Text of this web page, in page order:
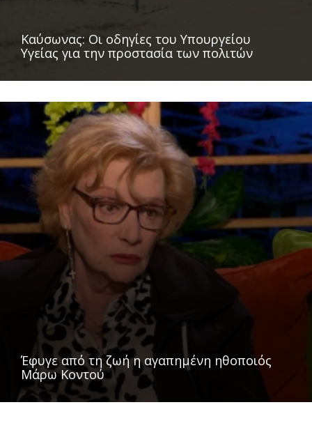
Καύσωνας: Οι οδηγίες του Υπουργείου
Υγείας για την προστασία των πολιτών
Έφυγε από τη ζωή η αγαπημένη ηθοποιός
Μάρω Κοντού